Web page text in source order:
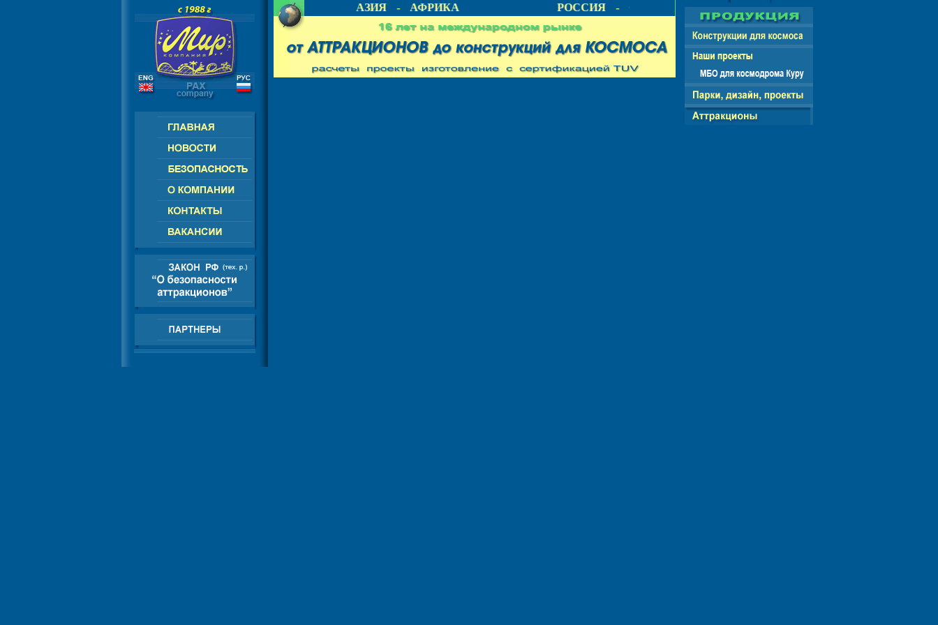
РОССИЯ - СНГ - ЕВРОПА - АМЕРИКА - АЗИЯ - АФРИКА РОССИЯ - СНГ - ЕВРОПА - АМЕРИКА - АЗИЯ - АФРИКА